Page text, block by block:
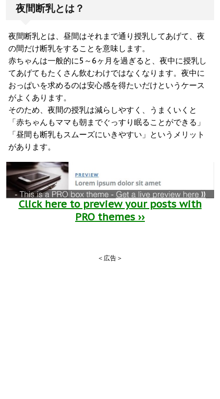
夜間断乳とは？
夜間断乳とは、昼間はそれまで通り授乳してあげて、夜
の間だけ断乳をすることを意味します。
赤ちゃんは一般的に5～6ヶ月を過ぎると、夜中に授乳し
てあげてもたくさん飲むわけではなくなります。夜中に
おっぱいを求めるのは安心感を得たいだけというケース
がよくあります。
そのため、夜間の授乳は減らしやすく、うまくいくと
「赤ちゃんもママも朝までぐっすり眠ることができる」
「昼間も断乳もスムーズにいきやすい」というメリット
があります。
Click here to preview your posts with
PRO themes ››
＜広告＞